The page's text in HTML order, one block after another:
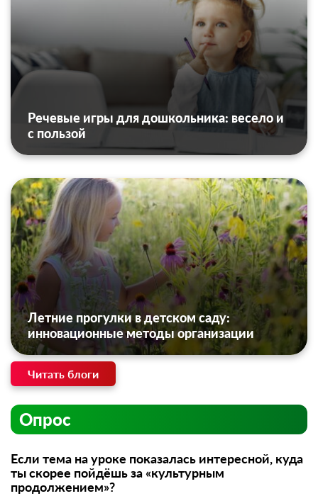
Речевые игры для дошкольника: весело и
с пользой
Летние прогулки в детском саду:
инновационные методы организации
Читать блоги
Опрос
Если тема на уроке показалась интересной, куда
ты скорее пойдёшь за «культурным
продолжением»?